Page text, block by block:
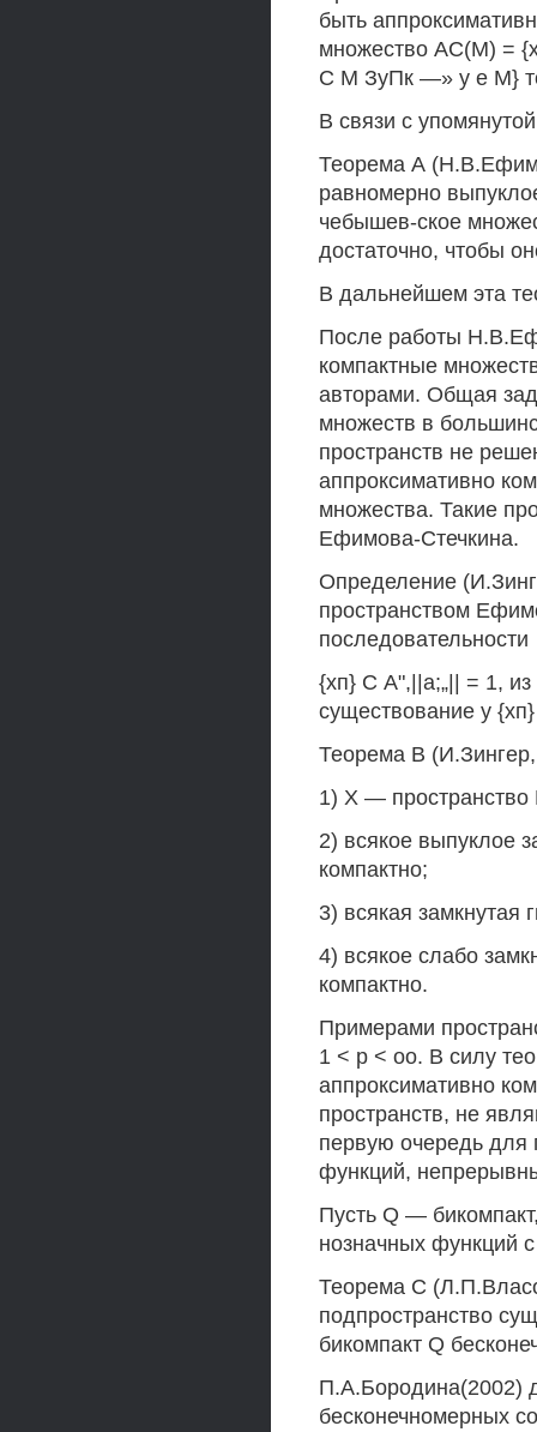
быть
множество АС(М) =
С М ЗуПк —» у е М}
В связи с
Теорема А
равномерно
чебышев-ское
достаточно, чтобы
В дальнейшем эта
После работы
компактные
авторами. Общая
множеств в
пространств не
аппроксимативно
множества. Такие
Ефимова-Стечкина.
Определение
пространством
последовательности
{хп} С А",||а;„|| = 1,
существование у
Теорема В
1) X —
2) всякое выпуклое
компактно;
3) всякая замкнутая
4) всякое слабо
компактно.
Примерами
1 < р < оо. В силу
аппроксимативно
пространств, не
первую очередь для
функций,
Пусть Q —
нозначных функций
Теорема С
подпространство
бикомпакт Q
П.А.Бородина(2002)
бесконечномерных